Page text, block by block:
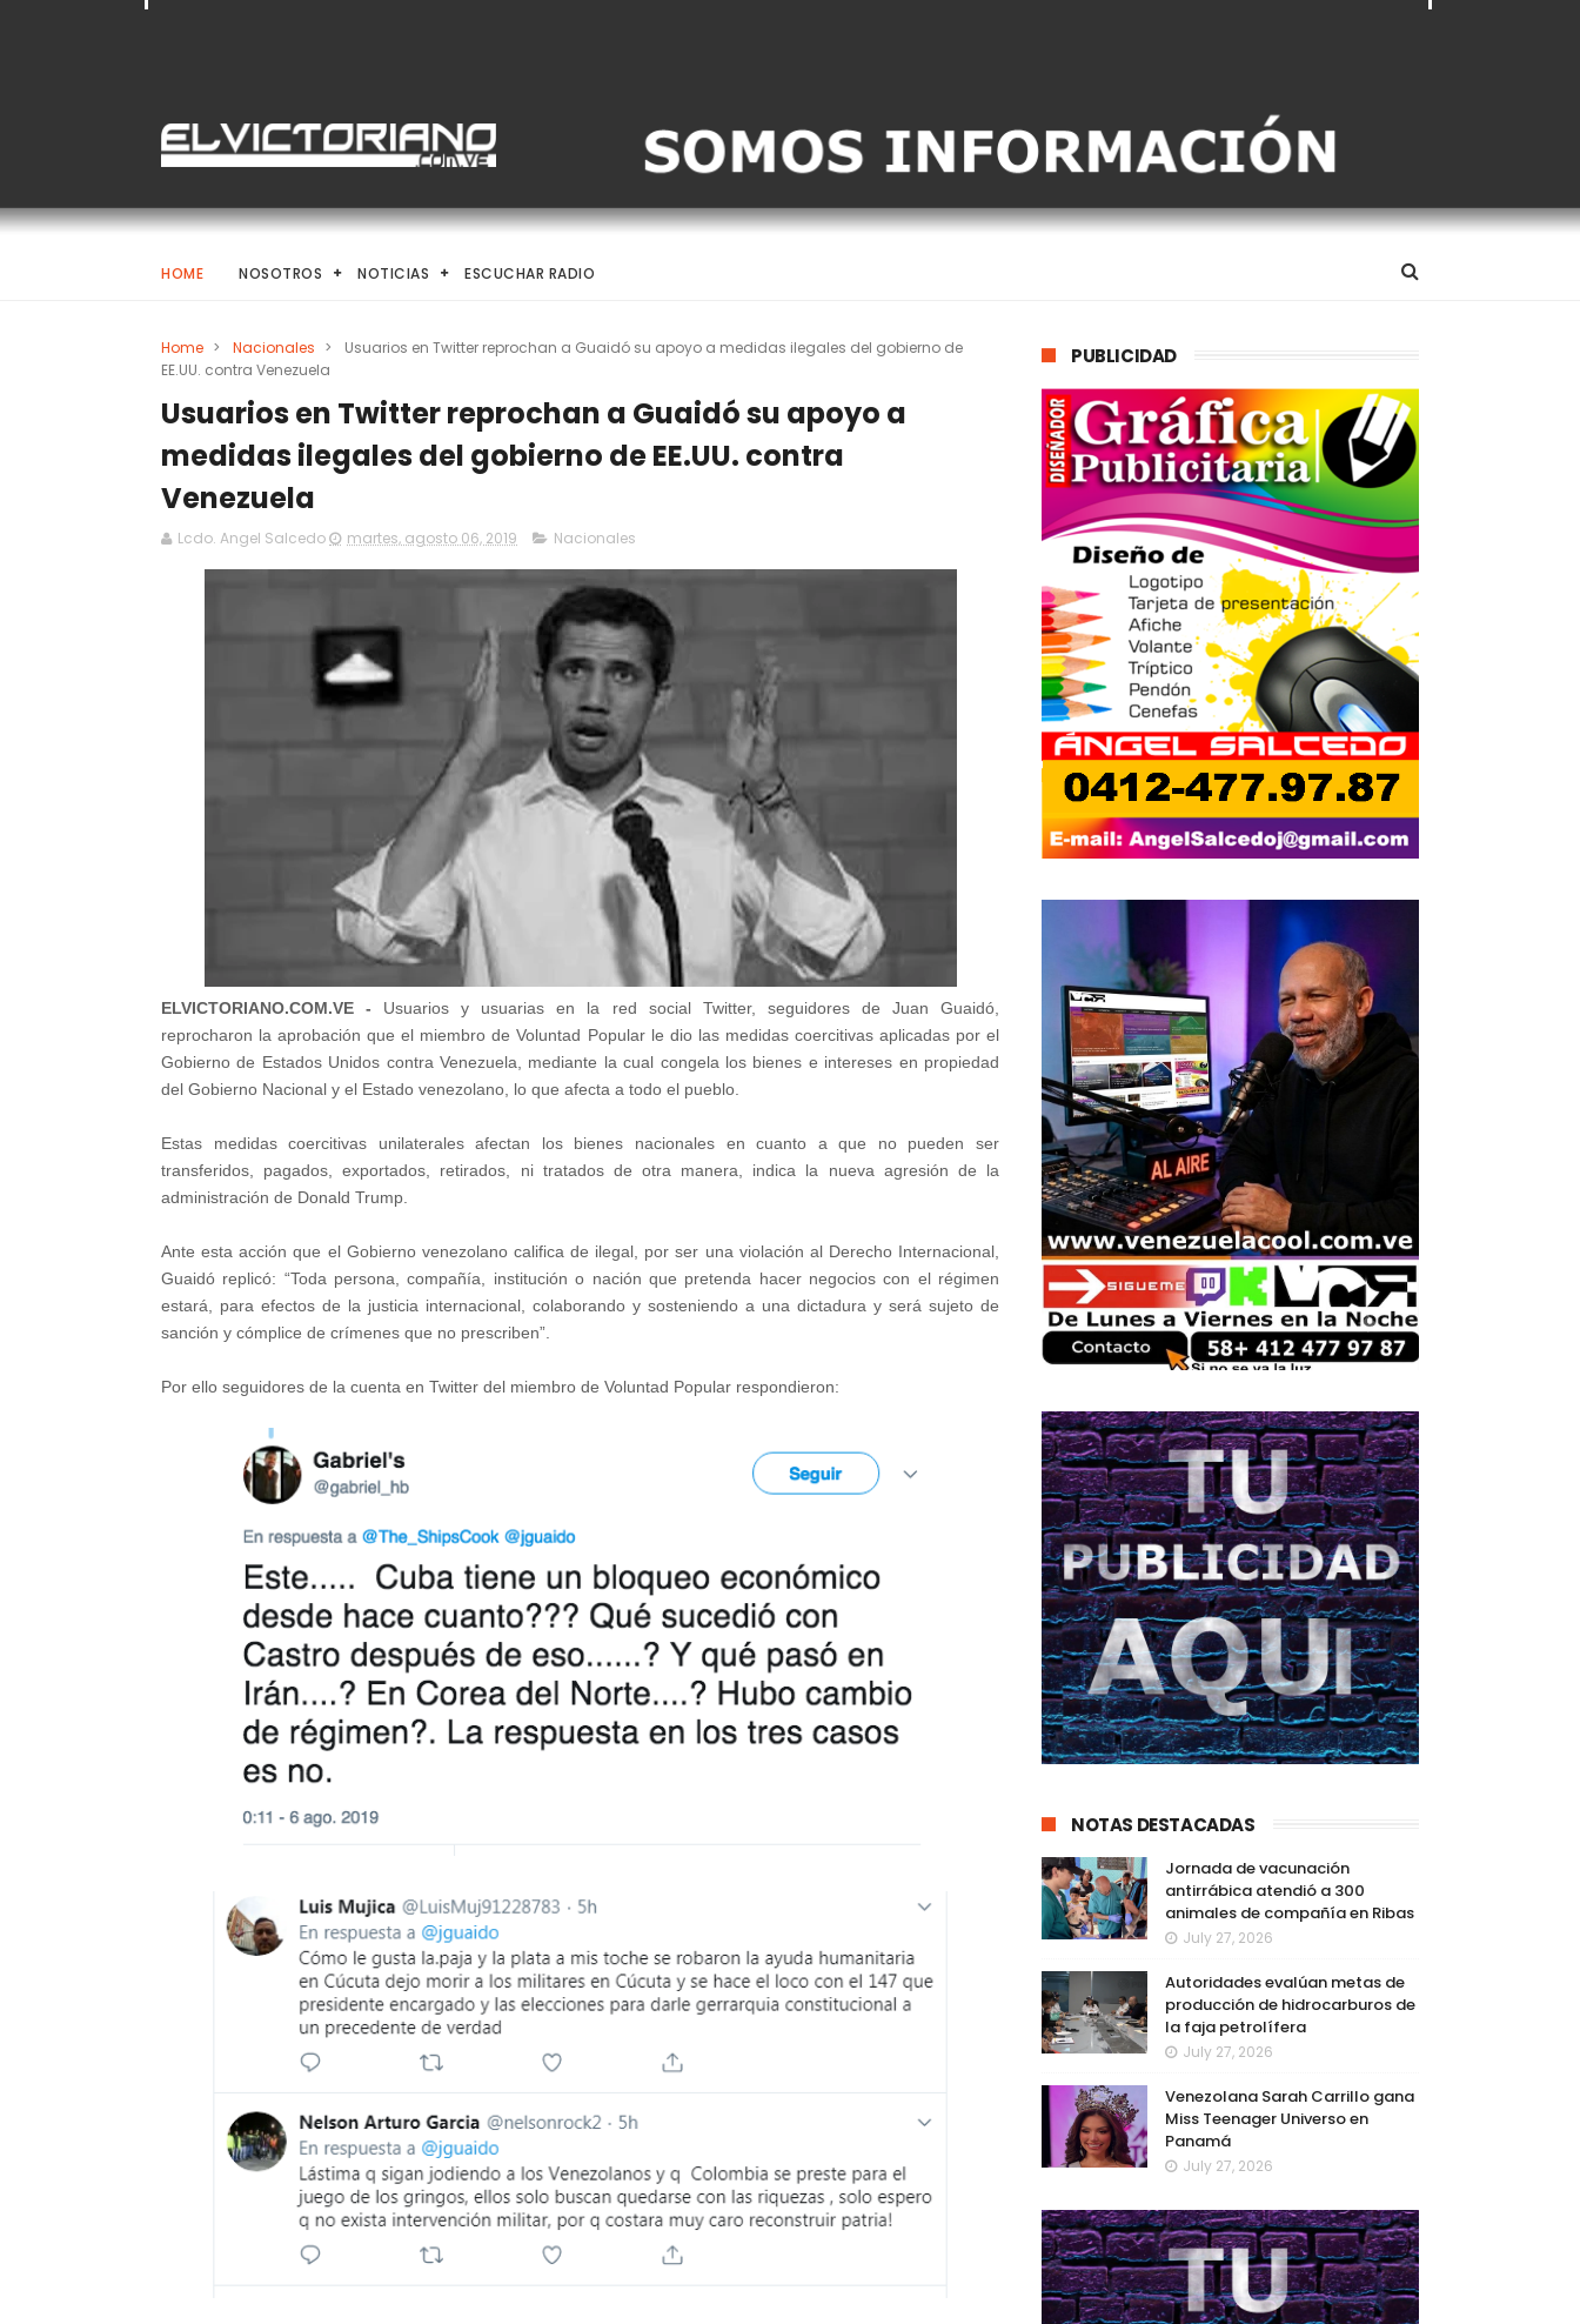
HOME NOSOTROS NOTICIAS ESCUCHAR RADIO
Home > Nacionales >
Usuarios en Twitter reprochan a Guaidó su apoyo a medidas ilegales del gobierno de
EE.UU. contra Venezuela
Usuarios en Twitter reprochan a Guaidó su apoyo a
medidas ilegales del gobierno de EE.UU. contra
Venezuela
Lcdo. Angel Salcedo martes, agosto 06, 2019 Nacionales
ELVICTORIANO.COM.VE - Usuarios y usuarias en la red social Twitter, seguidores de Juan Guaidó,
reprocharon la aprobación que el miembro de Voluntad Popular le dio las medidas coercitivas aplicadas por el
Gobierno de Estados Unidos contra Venezuela, mediante la cual congela los bienes e intereses en propiedad
del Gobierno Nacional y el Estado venezolano, lo que afecta a todo el pueblo.
Estas medidas coercitivas unilaterales afectan los bienes nacionales en cuanto a que no pueden ser
transferidos, pagados, exportados, retirados, ni tratados de otra manera, indica la nueva agresión de la
administración de Donald Trump.
Ante esta acción que el Gobierno venezolano califica de ilegal, por ser una violación al Derecho Internacional,
Guaidó replicó: “Toda persona, compañía, institución o nación que pretenda hacer negocios con el régimen
estará, para efectos de la justicia internacional, colaborando y sosteniendo a una dictadura y será sujeto de
sanción y cómplice de crímenes que no prescriben”.
Por ello seguidores de la cuenta en Twitter del miembro de Voluntad Popular respondieron:
PUBLICIDAD
NOTAS DESTACADAS
Jornada de vacunación
antirrábica atendió a 300
animales de compañía en Ribas
July 27, 2026
Autoridades evalúan metas de
producción de hidrocarburos de
la faja petrolífera
July 27, 2026
Venezolana Sarah Carrillo gana
Miss Teenager Universo en
Panamá
July 27, 2026